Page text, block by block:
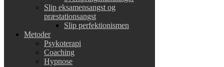
Slip eksamensangst og
præstationsangst
Slip perfektionismen
Metoder
Psykoterapi
Coaching
Hypnose